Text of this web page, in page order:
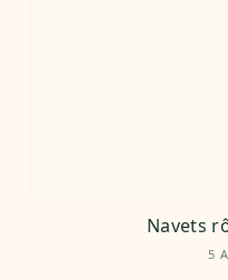
Navets
5